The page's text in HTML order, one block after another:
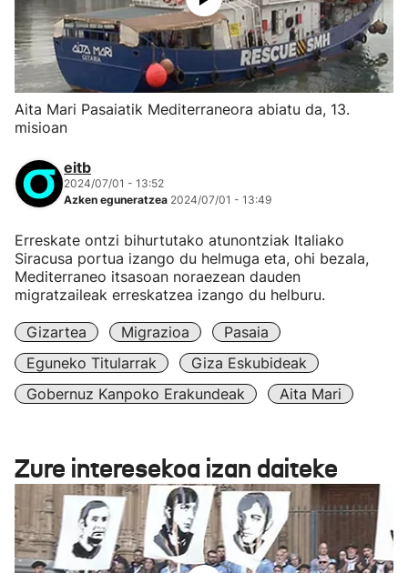
Aita Mari Pasaiatik Mediterraneora abiatu da, 13.
misioan
eitb
2024/07/01 - 13:52
Azken eguneratzea 2024/07/01 - 13:49
Erreskate ontzi bihurtutako atunontziak Italiako
Siracusa portua izango du helmuga eta, ohi bezala,
Mediterraneo itsasoan noraezean dauden
migratzaileak erreskatzea izango du helburu.
Gizartea Migrazioa
Pasaia
Eguneko Titularrak
Giza Eskubideak
Gobernuz Kanpoko Erakundeak
Aita Mari
Zure interesekoa izan daiteke